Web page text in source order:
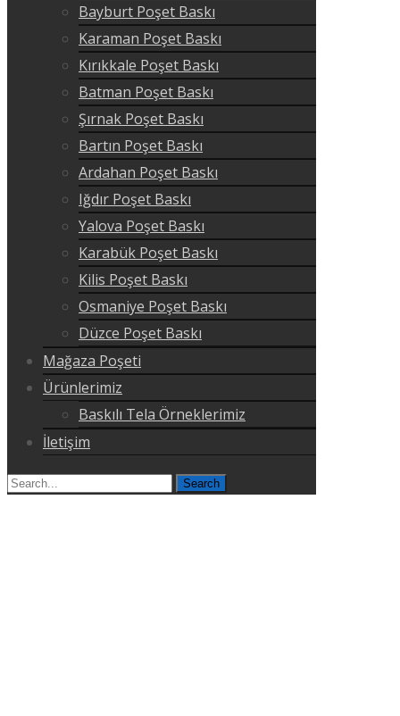
Bayburt Poşet Baskı
Karaman Poşet Baskı
Kırıkkale Poşet Baskı
Batman Poşet Baskı
Şırnak Poşet Baskı
Bartın Poşet Baskı
Ardahan Poşet Baskı
Iğdır Poşet Baskı
Yalova Poşet Baskı
Karabük Poşet Baskı
Kilis Poşet Baskı
Osmaniye Poşet Baskı
Düzce Poşet Baskı
Mağaza Poşeti
Ürünlerimiz
Baskılı Tela Örneklerimiz
İletişim
Search